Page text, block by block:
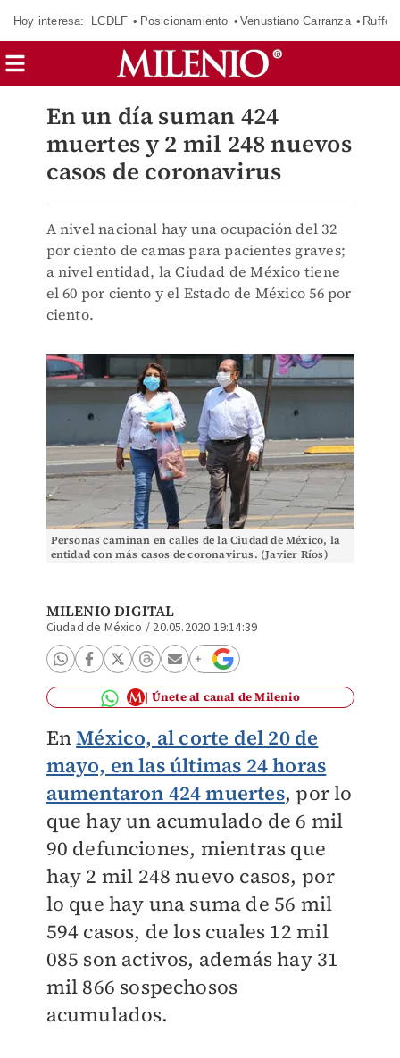
Hoy interesa: LCDLF Posicionamiento Venustiano Carranza Ruffo
En un día suman 424
muertes y 2 mil 248 nuevos
casos de coronavirus
A nivel nacional hay una ocupación del 32
por ciento de camas para pacientes graves;
a nivel entidad, la Ciudad de México tiene
el 60 por ciento y el Estado de México 56 por
ciento.
Personas caminan en calles de la Ciudad de México, la
entidad con más casos de coronavirus. (Javier Ríos)
MILENIO DIGITAL
Ciudad de México / 20.05.2020 19:14:39
Únete al canal de Milenio
EnMéxico, al corte del 20 de
mayo, en las últimas 24 horas
aumentaron 424 muertes, por lo
que hay un acumulado de 6 mil
90 defunciones, mientras que
hay 2 mil 248 nuevo casos, por
lo que hay una suma de 56 mil
594 casos, de los cuales 12 mil
085 son activos, además hay 31
mil 866 sospechosos
acumulados.